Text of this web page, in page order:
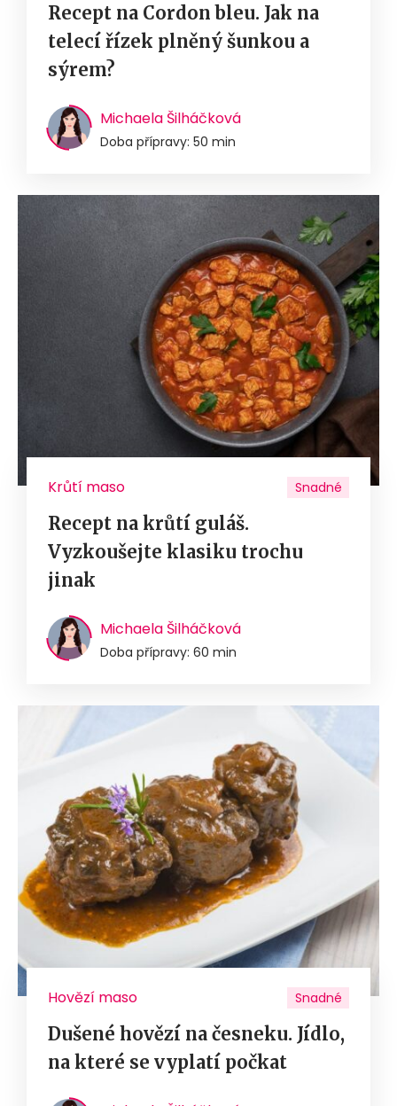
Recept na Cordon bleu. Jak na
telecí řízek plněný šunkou a
sýrem?
Michaela Šilháčková
Doba přípravy: 50 min
Krůtí maso Snadné
Recept na krůtí guláš.
Vyzkoušejte klasiku trochu
jinak
Michaela Šilháčková
Doba přípravy: 60 min
Hovězí maso Snadné
Dušené hovězí na česneku. Jídlo,
na které se vyplatí počkat